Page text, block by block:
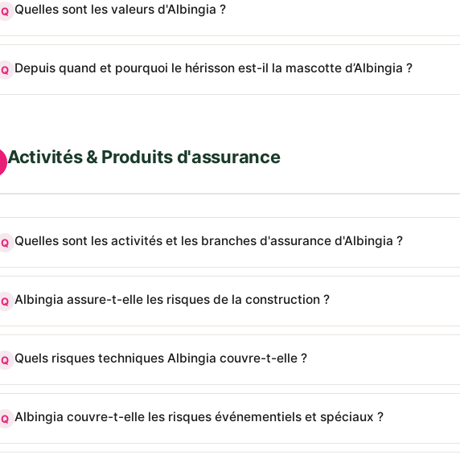
Q Quelles sont les valeurs d'Albingia ?
Q Depuis quand et pourquoi le hérisson est-il la mascotte d’Albingia ?
Activités & Produits d'assurance
Q Quelles sont les activités et les branches d'assurance d'Albingia ?
Q Albingia assure-t-elle les risques de la construction ?
Q Quels risques techniques Albingia couvre-t-elle ?
Q Albingia couvre-t-elle les risques événementiels et spéciaux ?